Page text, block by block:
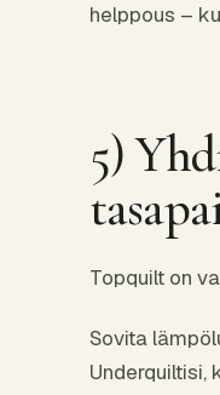
helppous –
5)
Topquilt on
Sovita
Underquiltisi,